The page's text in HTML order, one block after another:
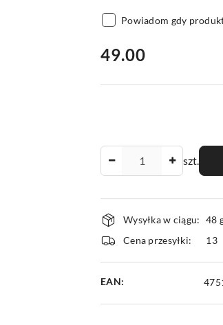
Powiadom gdy
cena:
49.00
szt.
Dostępność
i
dostawa
Wysyłka w ciągu: 48
Cena przesyłki:
13
EAN: